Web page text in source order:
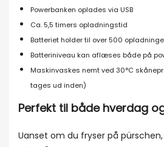
Powerbanken oplades via USB
Ca. 5,5 timers opladningstid
Batteriet holder til over 500
Batteriniveau kan aflæses både på
Maskinvaskes nemt ved 30°C
tages ud inden)
Perfekt til både hverdag
Uanset om du fryser på